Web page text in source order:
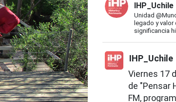
IHP_Uchile
Unidad
legado y valor
significancia
IHP_Uchile
Viernes 17
de "Pensar
FM,